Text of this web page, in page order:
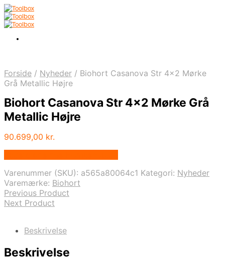
Forside / Nyheder / Biohort Casanova Str 4×2 Mørke
Grå Metallic Højre
Biohort Casanova Str 4×2 Mørke Grå
Metallic Højre
90.699,00 kr.
Varenummer (SKU): a565a80064c1 Kategori: Nyheder
Varemærke: Biohort
Previous Product
Next Product
Beskrivelse
Beskrivelse